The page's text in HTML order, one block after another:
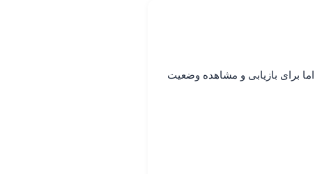
برای بازیابی و مشاهده وضعیت